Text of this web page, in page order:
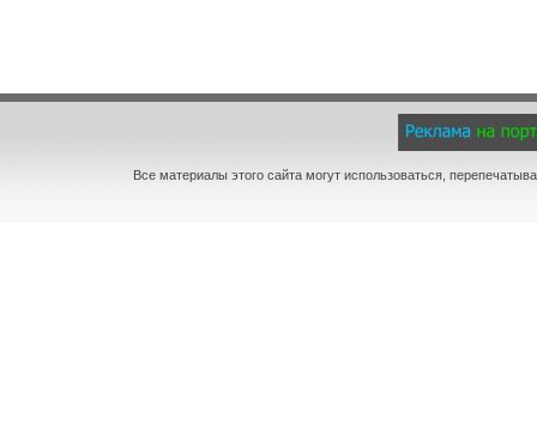
Все материалы этого сайта могут использоваться,